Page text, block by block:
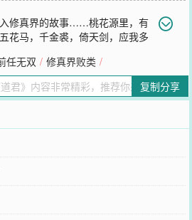
修真界的故事……桃花源里，有
花马，千金裘，倚天剑，应我多
！你好，仙侠！作者自定义标签:争霸流
话请不要忘记向您QQ群和微博微信里的
任无双 / 修真界败类 /
复制分享